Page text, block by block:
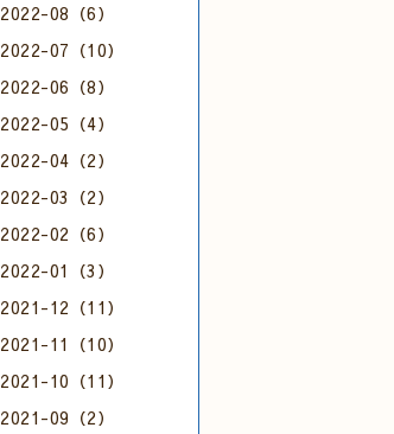
2022-08（6）
2022-07（10）
2022-06（8）
2022-05（4）
2022-04（2）
2022-03（2）
2022-02（6）
2022-01（3）
2021-12（11）
2021-11（10）
2021-10（11）
2021-09（2）